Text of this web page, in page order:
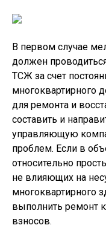
В первом случае
должен
ТСЖ за счет
многоквартирного
для ремонта и
составить и
управляющую
проблем. Если в
относительно
не влияющих на
многоквартирного
выполнить ремонт
взносов.